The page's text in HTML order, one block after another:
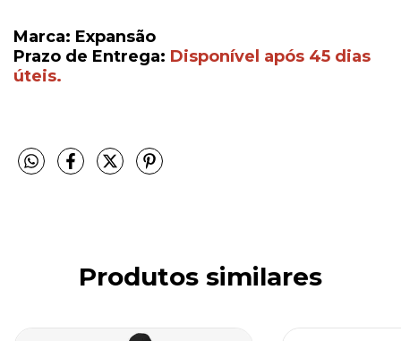
Marca: Expansão
Prazo de Entrega: Disponível após 45 dias
úteis.
Produtos similares